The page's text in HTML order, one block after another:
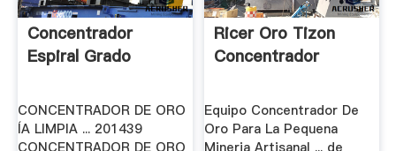
Concentrador
Espiral Grado
CONCENTRADOR DE ORO
ÍA LIMPIA ... 201439
Ricer Oro Tizon
Concentrador
Equipo Concentrador De
Oro Para La Pequena